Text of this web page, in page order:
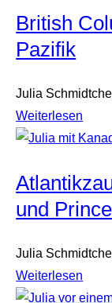
British
Pazifik
Julia
Weiterlesen
und
Julia
Weiterlesen